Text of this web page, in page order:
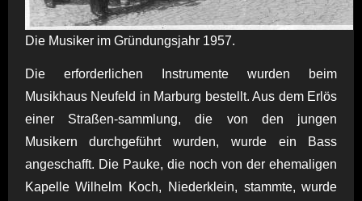
Die Musiker im Gründungsjahr 1957.
Die erforderlichen Instrumente wurden beim
Musikhaus Neufeld in Marburg bestellt. Aus dem Erlös
einer Straßen-sammlung, die von den jungen
Musikern durchgeführt wurden, wurde ein Bass
angeschafft. Die Pauke, die noch von der ehemaligen
Kapelle Wilhelm Koch, Niederklein, stammte, wurde